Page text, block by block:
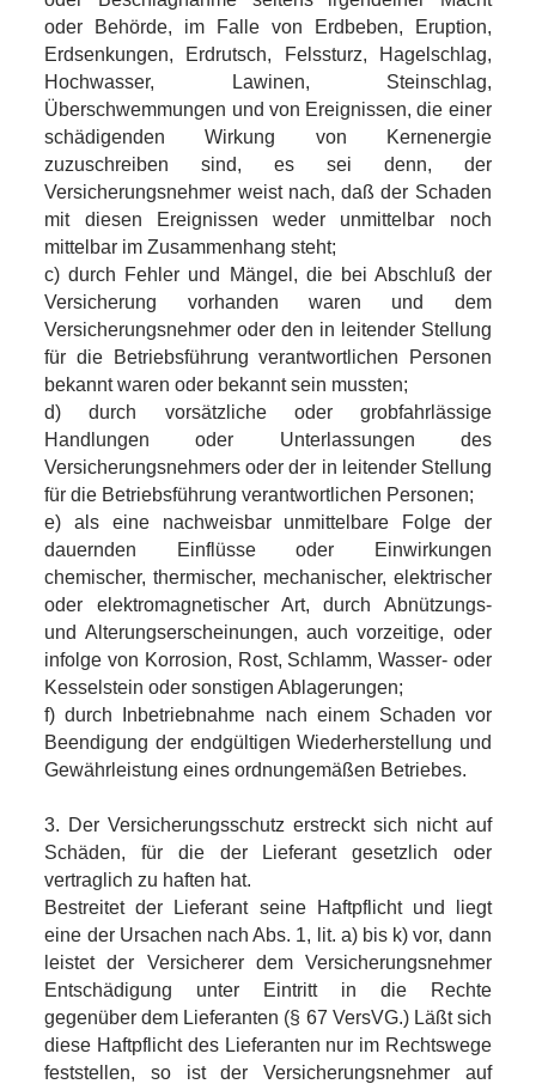
oder Behörde, im Falle von Erdbeben, Eruption,
Erdsenkungen, Erdrutsch, Felssturz, Hagelschlag,
Hochwasser, Lawinen, Steinschlag,
Überschwemmungen und von Ereignissen, die einer
schädigenden Wirkung von Kernenergie
zuzuschreiben sind, es sei denn, der
Versicherungsnehmer weist nach, daß der Schaden
mit diesen Ereignissen weder unmittelbar noch
mittelbar im Zusammenhang steht;
c) durch Fehler und Mängel, die bei Abschluß der
Versicherung vorhanden waren und dem
Versicherungsnehmer oder den in leitender Stellung
für die Betriebsführung verantwortlichen Personen
bekannt waren oder bekannt sein mussten;
d) durch vorsätzliche oder grobfahrlässige
Handlungen oder Unterlassungen des
Versicherungsnehmers oder der in leitender Stellung
für die Betriebsführung verantwortlichen Personen;
e) als eine nachweisbar unmittelbare Folge der
dauernden Einflüsse oder Einwirkungen
chemischer, thermischer, mechanischer, elektrischer
oder elektromagnetischer Art, durch Abnützungs-
und Alterungserscheinungen, auch vorzeitige, oder
infolge von Korrosion, Rost, Schlamm, Wasser- oder
Kesselstein oder sonstigen Ablagerungen;
f) durch Inbetriebnahme nach einem Schaden vor
Beendigung der endgültigen Wiederherstellung und
Gewährleistung eines ordnungemäßen Betriebes.
3. Der Versicherungsschutz erstreckt sich nicht auf
Schäden, für die der Lieferant gesetzlich oder
vertraglich zu haften hat.
Bestreitet der Lieferant seine Haftpflicht und liegt
eine der Ursachen nach Abs. 1, lit. a) bis k) vor, dann
leistet der Versicherer dem Versicherungsnehmer
Entschädigung unter Eintritt in die Rechte
gegenüber dem Lieferanten (§ 67 VersVG.) Läßt sich
diese Haftpflicht des Lieferanten nur im Rechtswege
feststellen, so ist der Versicherungsnehmer auf